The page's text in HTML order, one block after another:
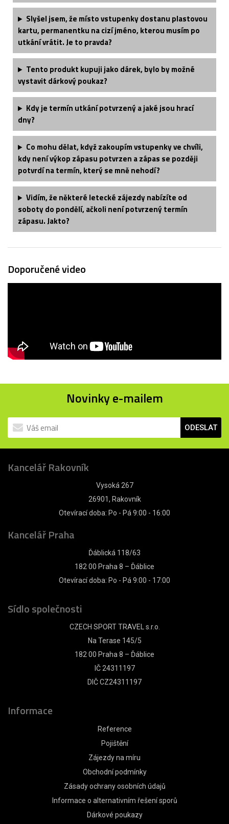
Slyšel jsem, že místo vstupenky dostanu plastovou
kartu, permanentku na cizí jméno, kterou musím po
utkání vrátit. Je to pravda?
Tento produkt kupuji jako dárek, bylo by možné
vystavit dárkový poukaz?
Kdy je termín utkání potvrzený a jaké jsou hrací
dny?
Co mohu dělat, když zakoupím vstupenky ve chvíli,
kdy není výkop zápasu potvrzen a zápas se později
potvrdí na termín, který se mně nehodí?
Vidím, že některé letecké zájezdy nabízíte od
soboty do pondělí, ačkoli není potvrzený termín
zápasu. Jakto?
Doporučené video
Novinky e-mailem
ODESLAT
Kancelář Rakovník
Vysoká 267
26901, Rakovník
Otevírací doba: Po - Pá 9:00 - 16:00
Kancelář Praha
Ďáblická 118/63
182 00 Praha 8 – Ďáblice
Otevírací doba: Po - Pá 9:00 - 17:00
Sídlo společnosti
CZECH SPORT TRAVEL s.r.o.
Na Terase 145/5
182 00 Praha 8 – Ďáblice
IČ 24311197
DIČ CZ24311197
Informace
Reference
Pojištění
Zájezdy na míru
Obchodní podmínky
Zásady ochrany osobních údajů
Informace o alternativním řešení sporů
Dárkové poukazy